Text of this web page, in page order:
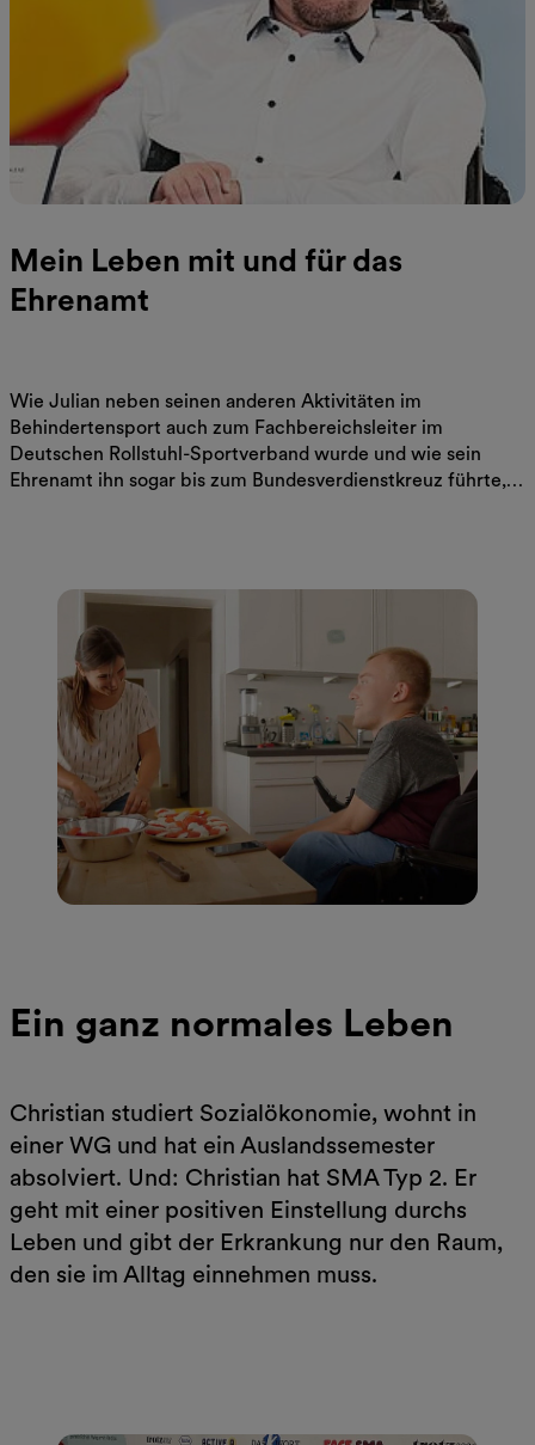
Mein Leben mit und für das
Ehrenamt
Wie Julian neben seinen anderen Aktivitäten im
Behindertensport auch zum Fachbereichsleiter im
Deutschen Rollstuhl-Sportverband wurde und wie sein
Ehrenamt ihn sogar bis zum Bundesverdienstkreuz führte,
Ein ganz normales Leben
Christian studiert Sozialökonomie, wohnt in
einer WG und hat ein Auslandssemester
absolviert. Und: Christian hat SMA Typ 2. Er
geht mit einer positiven Einstellung durchs
Leben und gibt der Erkrankung nur den Raum,
den sie im Alltag einnehmen muss.